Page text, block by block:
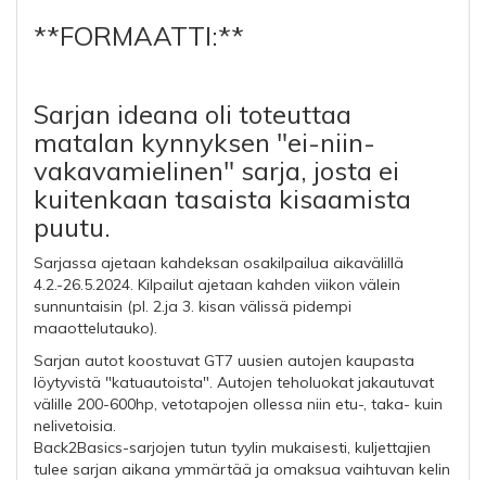
**FORMAATTI:**
Sarjan ideana oli toteuttaa
matalan kynnyksen "ei-niin-
vakavamielinen" sarja, josta ei
kuitenkaan tasaista kisaamista
puutu.
Sarjassa ajetaan kahdeksan osakilpailua aikavälillä
4.2.-26.5.2024. Kilpailut ajetaan kahden viikon välein
sunnuntaisin (pl. 2.ja 3. kisan välissä pidempi
maaottelutauko).
Sarjan autot koostuvat GT7 uusien autojen kaupasta
löytyvistä "katuautoista". Autojen teholuokat jakautuvat
välille 200-600hp, vetotapojen ollessa niin etu-, taka- kuin
nelivetoisia.
Back2Basics-sarjojen tutun tyylin mukaisesti, kuljettajien
tulee sarjan aikana ymmärtää ja omaksua vaihtuvan kelin